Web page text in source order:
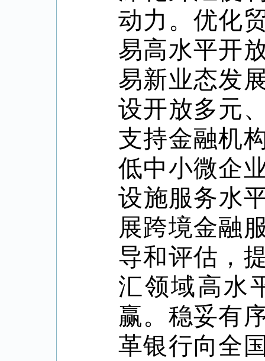
动力。优化
易高水平开
易新业态发
设开放多元
支持金融机
低中小微企
设施服务水
展跨境金融
导和评估，
汇领域高水
赢。稳妥有
革银行向全